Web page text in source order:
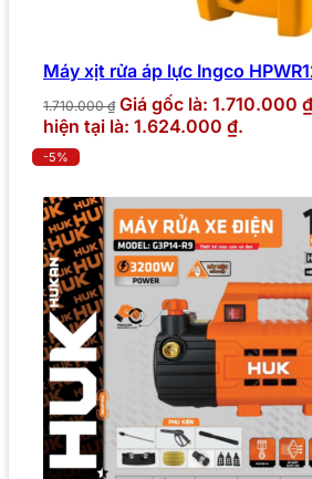
Máy xịt rửa áp lực Ingco
1.710.000₫ Giá gốc là: 1.710.000
hiện tại là: 1.624.000 ₫.
-5%